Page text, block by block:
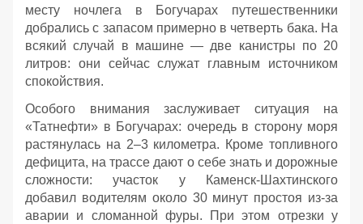
месту ночлега в Богучарах путешественники
добрались с запасом примерно в четверть бака. На
всякий случай в машине — две канистры по 20
литров: они сейчас служат главным источником
спокойствия.
Особого внимания заслуживает ситуация на
«Татнефти» в Богучарах: очередь в сторону моря
растянулась на 2–3 километра. Кроме топливного
дефицита, на трассе дают о себе знать и дорожные
сложности: участок у Каменск‑Шахтинского
добавил водителям около 30 минут простоя из‑за
аварии и сломанной фуры. При этом отрезки у